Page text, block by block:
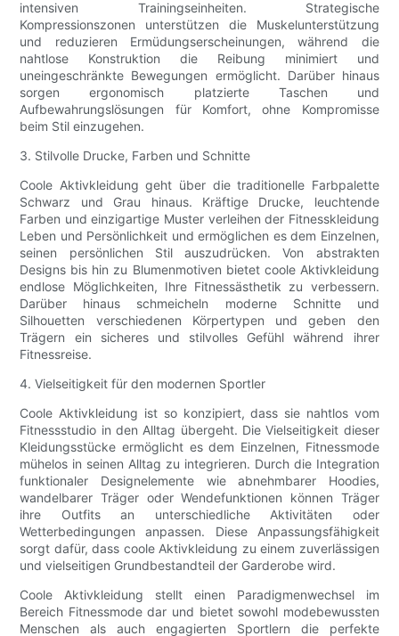
intensiven Trainingseinheiten. Strategische
Kompressionszonen unterstützen die Muskelunterstützung
und reduzieren Ermüdungserscheinungen, während die
nahtlose Konstruktion die Reibung minimiert und
uneingeschränkte Bewegungen ermöglicht. Darüber hinaus
sorgen ergonomisch platzierte Taschen und
Aufbewahrungslösungen für Komfort, ohne Kompromisse
beim Stil einzugehen.
3. Stilvolle Drucke, Farben und Schnitte
Coole Aktivkleidung geht über die traditionelle Farbpalette
Schwarz und Grau hinaus. Kräftige Drucke, leuchtende
Farben und einzigartige Muster verleihen der Fitnesskleidung
Leben und Persönlichkeit und ermöglichen es dem Einzelnen,
seinen persönlichen Stil auszudrücken. Von abstrakten
Designs bis hin zu Blumenmotiven bietet coole Aktivkleidung
endlose Möglichkeiten, Ihre Fitnessästhetik zu verbessern.
Darüber hinaus schmeicheln moderne Schnitte und
Silhouetten verschiedenen Körpertypen und geben den
Trägern ein sicheres und stilvolles Gefühl während ihrer
Fitnessreise.
4. Vielseitigkeit für den modernen Sportler
Coole Aktivkleidung ist so konzipiert, dass sie nahtlos vom
Fitnessstudio in den Alltag übergeht. Die Vielseitigkeit dieser
Kleidungsstücke ermöglicht es dem Einzelnen, Fitnessmode
mühelos in seinen Alltag zu integrieren. Durch die Integration
funktionaler Designelemente wie abnehmbarer Hoodies,
wandelbarer Träger oder Wendefunktionen können Träger
ihre Outfits an unterschiedliche Aktivitäten oder
Wetterbedingungen anpassen. Diese Anpassungsfähigkeit
sorgt dafür, dass coole Aktivkleidung zu einem zuverlässigen
und vielseitigen Grundbestandteil der Garderobe wird.
Coole Aktivkleidung stellt einen Paradigmenwechsel im
Bereich Fitnessmode dar und bietet sowohl modebewussten
Menschen als auch engagierten Sportlern die perfekte